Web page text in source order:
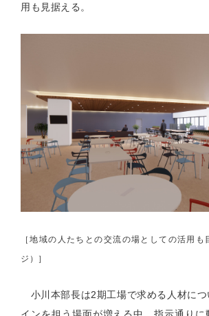
用も見据える。
［地域の人たちとの交流の場としての活用も
ジ）］
小川本部長は2期工場で求める人材に